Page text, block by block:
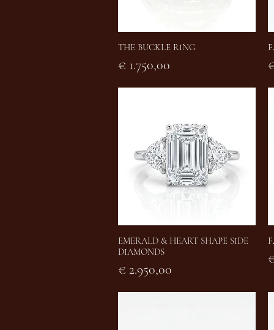
Snel overzicht
THE BUCKLE RING
Prijs
€ 1.750,00
Snel overzicht
EMERALD & HEART SHAPE SIDE
DIAMONDS
Prijs
€ 2.950,00